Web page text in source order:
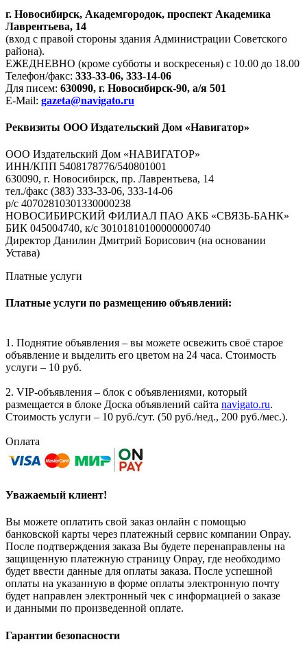
г. Новосибирск, Академгородок, проспект Академика
Лаврентьева, 14
(вход с правой стороны здания Администрации Советского
района).
ЕЖЕДНЕВНО (кроме субботы и воскресенья) с 10.00 до 18.00
Телефон/факс: 333-33-06, 333-14-06
Для писем: 630090, г. Новосибирск-90, а/я 501
E-Mail: gazeta@navigato.ru
Реквизиты ООО Издательский Дом «Навигатор»
ООО Издательский Дом «НАВИГАТОР»
ИНН/КПП 5408178776/540801001
630090, г. Новосибирск, пр. Лаврентьева, 14
тел./факс (383) 333-33-06, 333-14-06
р/с 40702810301330000238
НОВОСИБИРСКИЙ ФИЛИАЛ ПАО АКБ «СВЯЗЬ-БАНК»
БИК 045004740, к/с 30101810100000000740
Директор Данилин Дмитрий Борисович (на основании
Устава)
Платные услуги
Платные услуги по размещению объявлений:
1. Поднятие объявления – вы можете освежить своё старое
объявление и выделить его цветом на 24 часа. Стоимость
услуги – 10 руб.
2. VIP-объявления – блок с объявлениями, который
размещается в блоке Доска объявлений сайта navigato.ru.
Стоимость услуги – 10 руб./сут. (50 руб./нед., 200 руб./мес.).
Оплата
Уважаемый клиент!
Вы можете оплатить свой заказ онлайн с помощью
банковской карты через платежный сервис компании Onpay.
После подтверждения заказа Вы будете перенаправлены на
защищенную платежную страницу Onpay, где необходимо
будет ввести данные для оплаты заказа. После успешной
оплаты на указанную в форме оплаты электронную почту
будет направлен электронный чек с информацией о заказе
и данными по произведенной оплате.
Гарантии безопасности